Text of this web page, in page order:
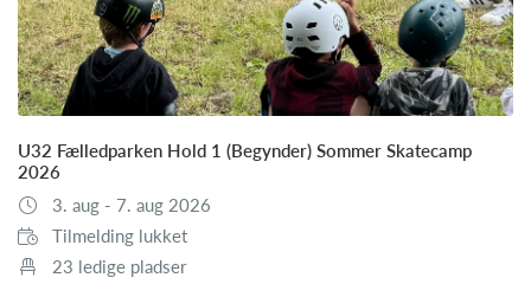
U32 Fælledparken Hold 1 (Begynder) Sommer Skatecamp
2026
3. aug - 7. aug 2026
Tilmelding lukket
23 ledige pladser